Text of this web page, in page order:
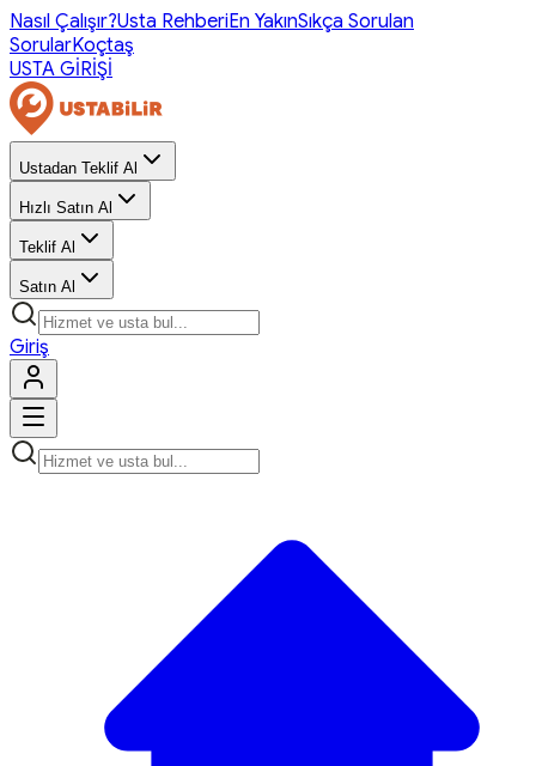
Nasıl Çalışır?Usta RehberiEn YakınSıkça Sorulan
SorularKoçtaş
USTA GİRİŞİ
Ustadan Teklif Al
Hızlı Satın Al
Teklif Al
Satın Al
Giriş